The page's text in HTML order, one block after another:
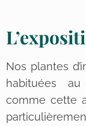
Nos plantes
habituées
comme cette